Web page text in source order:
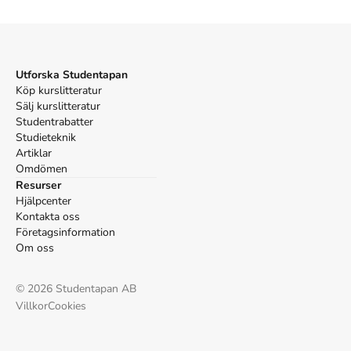
Utforska Studentapan
Köp kurslitteratur
Sälj kurslitteratur
Studentrabatter
Studieteknik
Artiklar
Omdömen
Resurser
Hjälpcenter
Kontakta oss
Företagsinformation
Om oss
© 2026 Studentapan AB
VillkorCookies